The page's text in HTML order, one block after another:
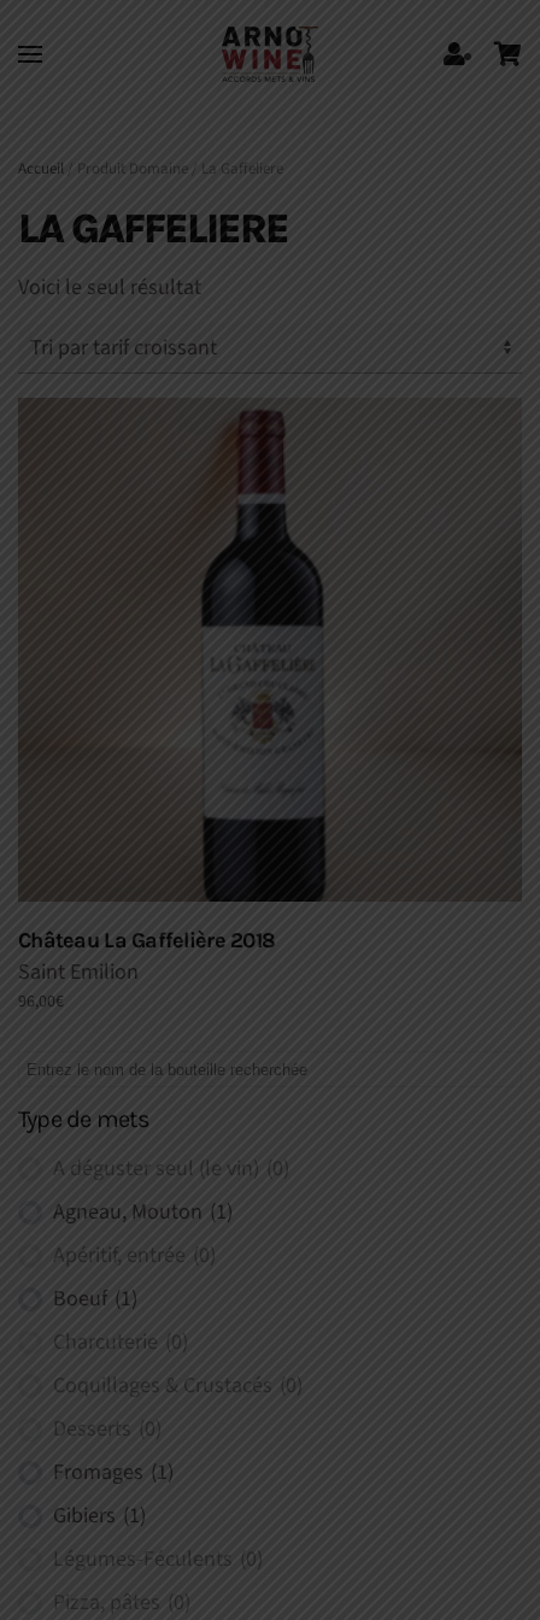
Skip to main content
Accueil / Produit Domaine / La Gaffeliere
LA GAFFELIERE
Voici le seul résultat
Château La Gaffelière 2018
Saint Emilion
96,00€
Type de mets
A déguster seul (le vin) (0)
Agneau, Mouton (1)
Apéritif, entrée (0)
Boeuf (1)
Charcuterie (0)
Coquillages & Crustacés (0)
Desserts (0)
Fromages (1)
Gibiers (1)
Légumes-Féculents (0)
Pizza, pâtes (0)